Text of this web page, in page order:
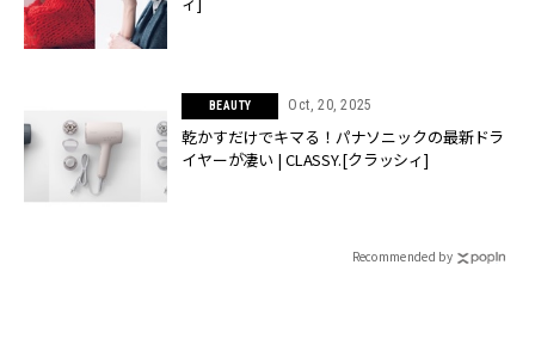
BEAUTY Oct, 20, 2025
乾かすだけでキマる！パナソニックの最新ドラ
イヤーが凄い | CLASSY.[クラッシィ]
Recommended by